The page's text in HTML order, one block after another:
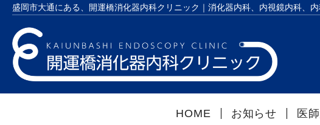
盛岡市大通にある、開運橋消化器内科クリニック｜消化器内科、内視鏡内科、
HOME お知らせ 医